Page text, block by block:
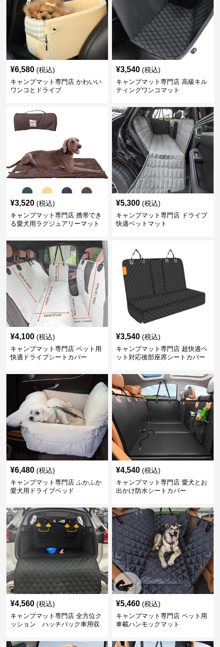
¥6,580 (税込)
キャンプマット専門店 かわいい
ワンコとドライブ
¥3,540 (税込)
キャンプマット専門店 高級キル
ティングワンコマット
¥3,520 (税込)
キャンプマット専門店 携帯でき
る愛犬用ラグジュアリーマット
¥5,300 (税込)
キャンプマット専門店 ドライブ
快適ペットマット
¥4,100 (税込)
キャンプマット専門店 ペット用
快適ドライブシートカバー
¥3,540 (税込)
キャンプマット専門店 超快適ペ
ット対応後部座席シートカバー
¥6,480 (税込)
キャンプマット専門店 ふかふか
愛犬用ドライブベッド
¥4,540 (税込)
キャンプマット専門店 愛犬とお
出かけ防水シートカバー
¥4,560 (税込)
キャンプマット専門店 全方位ク
ッション ハッチバック車用収
¥5,460 (税込)
キャンプマット専門店 ペット用
車載ハンモックマット